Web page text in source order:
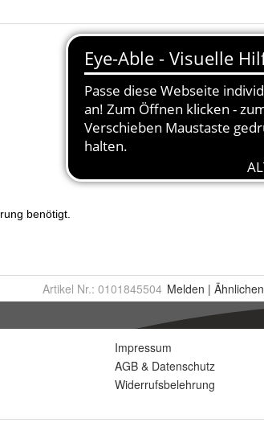
Artikel Nr.: 0101845504 Melden | Ähnlichen
Impressum
AGB & Datenschutz
Widerrufsbelehrung